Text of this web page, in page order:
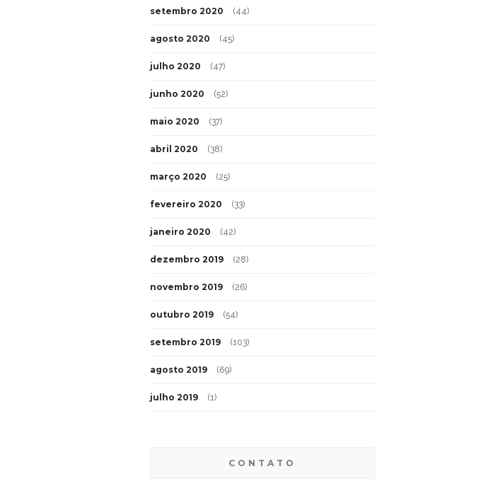
setembro 2020 (44)
agosto 2020 (45)
julho 2020 (47)
junho 2020 (52)
maio 2020 (37)
abril 2020 (38)
março 2020 (25)
fevereiro 2020 (33)
janeiro 2020 (42)
dezembro 2019 (28)
novembro 2019 (26)
outubro 2019 (54)
setembro 2019 (103)
agosto 2019 (69)
julho 2019 (1)
CONTATO